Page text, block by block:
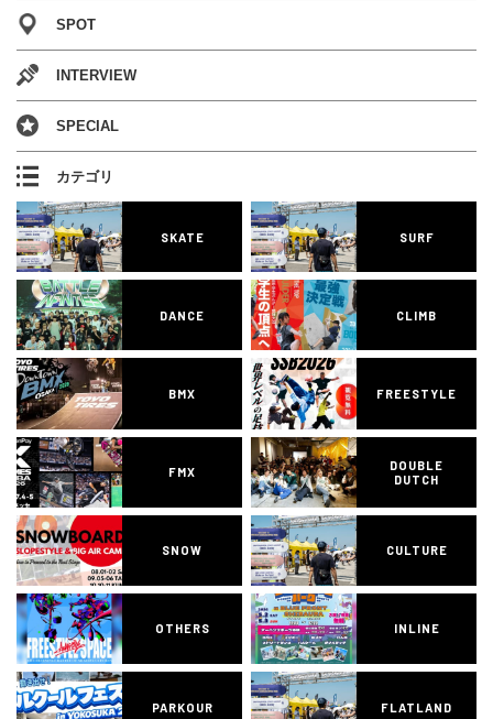
SPOT
INTERVIEW
SPECIAL
カテゴリ
SKATE SURF
DANCE CLIMB
BMX FREESTYLE
FMX
DOUBLE
DUTCH
SNOW CULTURE
OTHERS INLINE
PARKOUR FLATLAND